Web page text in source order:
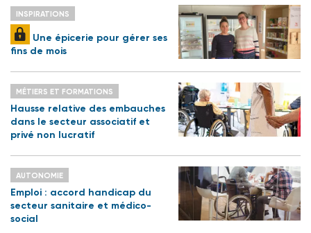
INSPIRATIONS
Une épicerie pour gérer ses
fins de mois
MÉTIERS ET FORMATIONS
Hausse relative des embauches
dans le secteur associatif et
privé non lucratif
AUTONOMIE
Emploi : accord handicap du
secteur sanitaire et médico-
social